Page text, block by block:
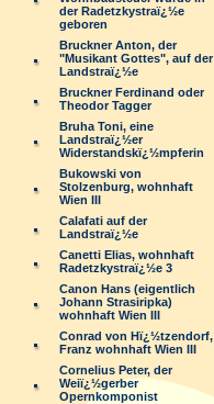
der Radetzkystraï¿½e
geboren
Bruckner Anton, der
"Musikant Gottes", auf der
Landstraï¿½e
Bruckner Ferdinand oder
Theodor Tagger
Bruha Toni, eine
Landstraï¿½er
Widerstandskï¿½mpferin
Bukowski von
Stolzenburg, wohnhaft
Wien III
Calafati auf der
Landstraï¿½e
Canetti Elias, wohnhaft
Radetzkystraï¿½e 3
Canon Hans (eigentlich
Johann Strasiripka)
wohnhaft Wien III
Conrad von Hï¿½tzendorf,
Franz wohnhaft Wien III
Cornelius Peter, der
Weiï¿½gerber
Opernkomponist